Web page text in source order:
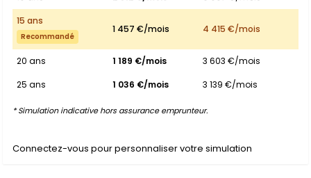
15 ans
Recommandé
1 457 €/mois 4 415 €/mois
20 ans 1 189 €/mois
3 603 €/mois
25 ans
1 036 €/mois 3 139 €/mois
* Simulation indicative hors assurance emprunteur.
Connectez-vous pour personnaliser votre simulation